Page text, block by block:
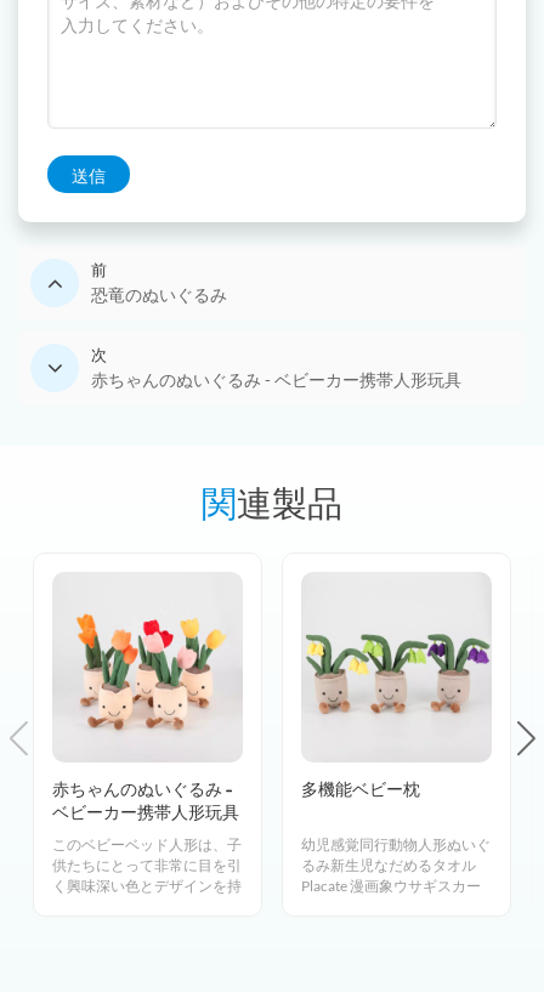
送信
前
恐竜のぬいぐるみ
次
赤ちゃんのぬいぐるみ - ベビーカー携帯人形玩具
関連製品
赤ちゃんのぬいぐるみ -
ベビーカー携帯人形玩具
このベビーベッド人形は、子
供たちにとって非常に目を引
く興味深い色とデザインを持
多機能ベビー枕
幼児感覚同行動物人形ぬいぐ
るみ新生児なだめるタオル
Placate 漫画象ウサギスカー